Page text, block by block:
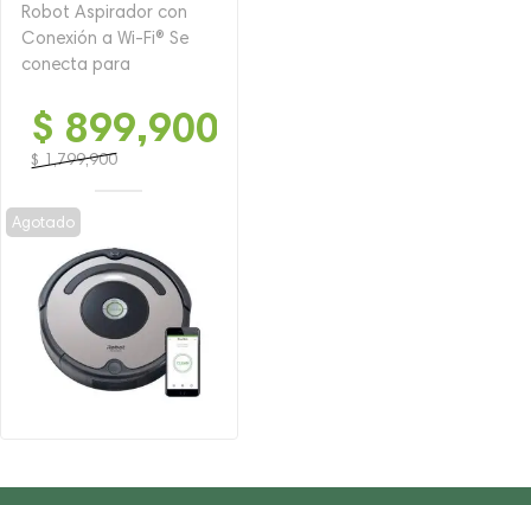
Robot Aspirador con
Conexión a Wi-Fi® Se
conecta para
$ 1,799,900
precio
original
era:
$ 1,799,900.
$ 899,900
precio
actual
$ 899,900.
Agotado